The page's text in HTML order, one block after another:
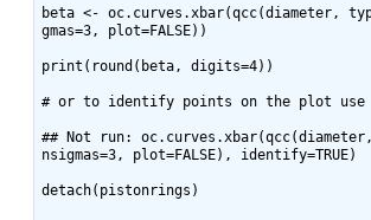
beta <- oc.curves.xbar(qcc(diameter,
gmas=3, plot=FALSE))
print(round(beta, digits=4))
# or to identify points on the plot use
## Not run:
nsigmas=3, plot=FALSE), identify=TRUE)
detach(pistonrings)